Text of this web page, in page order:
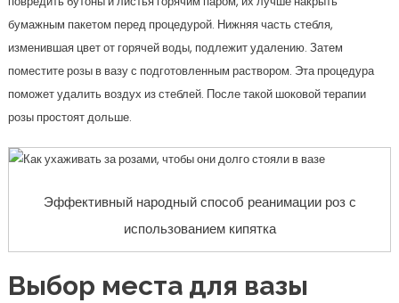
бумажным пакетом перед процедурой. Нижняя часть стебля,
изменившая цвет от горячей воды, подлежит удалению. Затем
поместите розы в вазу с подготовленным раствором. Эта процедура
поможет удалить воздух из стеблей. После такой шоковой терапии
розы простоят дольше.
Эффективный народный способ реанимации роз с
использованием кипятка
Выбор места для вазы